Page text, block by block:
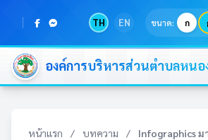
TH EN ขนาด: ก
องค์การบริหารส่วนตำบลหนอ
หน้าแรก / บทความ /
Infographics